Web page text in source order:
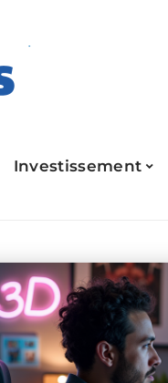
Investissement